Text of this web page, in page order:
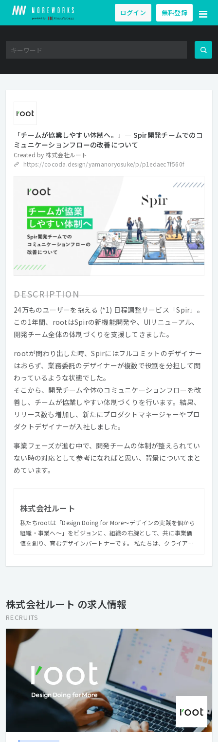
ログイン 無料登録
「チームが協業しやすい体制へ。」— Spir開発チームでのコ
ミュニケーションフローの改善について
Created by 株式会社ルート
https://cocoda.design/yamanoryosuke/p/p1edaec7f560f
DESCRIPTION
24万ものユーザーを抱える (*1) 日程調整サービス「Spir」。
この1年間、rootはSpirの新機能開発や、UIリニューアル、
開発チーム全体の体制づくりを支援してきました。
rootが関わり出した時、Spirにはフルコミットのデザイナー
はおらず、業務委託のデザイナーが複数で役割を分担して関
わっているような状態でした。
そこから、開発チーム全体のコミュニケーションフローを改
善し、チームが協業しやすい体制づくりを行います。結果、
リリース数も増加し、新たにプロダクトマネージャーやプロ
ダクトデザイナーが入社しました。
事業フェーズが進む中で、開発チームの体制が整えられてい
ない時の対応として参考になればと思い、背景についてまと
めています。
株式会社ルート
私たちrootは「Design Doing for More〜デザインの実践を個から
組織・事業へ〜」をビジョンに、組織の右腕として、共に事業価
値を創り、育むデザインパートナーです。 私たちは、クライアン
株式会社ルート の求人情報
RECRUITS